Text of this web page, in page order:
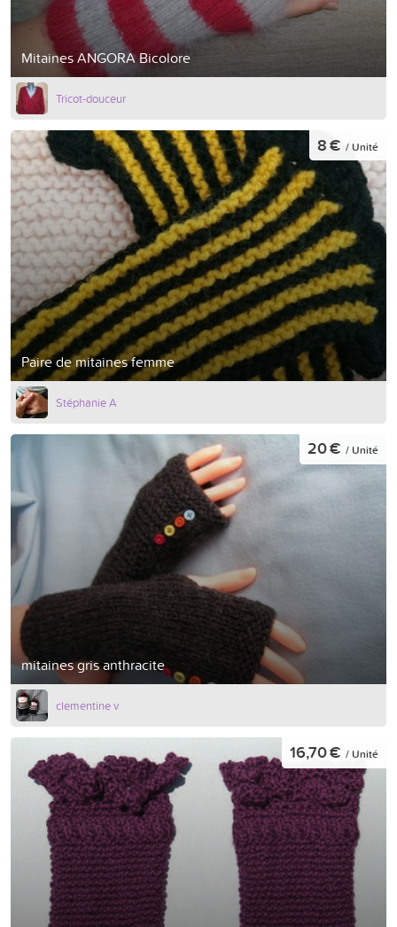
Mitaines ANGORA Bicolore
Tricot-douceur
Paire de mitaines femme
8 € / Unité
Stéphanie A
mitaines gris anthracite
20 € / Unité
clementine v
16,70 € / Unité